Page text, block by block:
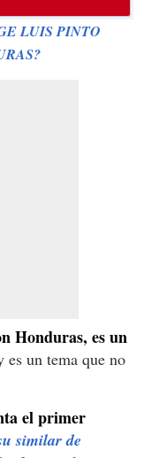
LUIS PINTO
Honduras, es un
es un tema que no
el primer
similar de